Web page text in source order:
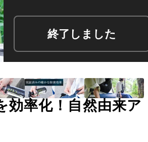
終了しました
率化！自然由来ア